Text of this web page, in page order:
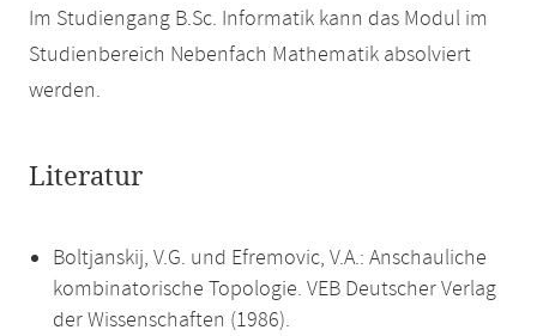
Im Studiengang B.Sc. Informatik kann das Modul im
Studienbereich Nebenfach Mathematik absolviert
werden.
Literatur
Boltjanskij, V.G. und Efremovic, V.A.: Anschauliche
kombinatorische Topologie. VEB Deutscher Verlag
der Wissenschaften (1986).